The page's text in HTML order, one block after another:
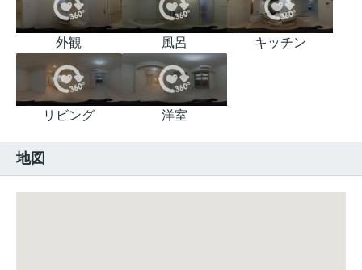
外観 風呂 キッチン
リビング 洋室
地図